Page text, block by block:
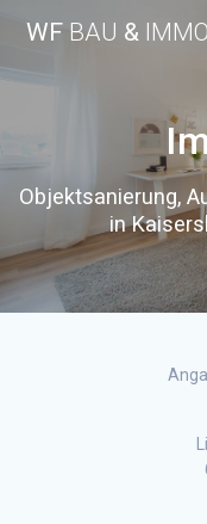
WF BAU &
Objektsanierung,
in